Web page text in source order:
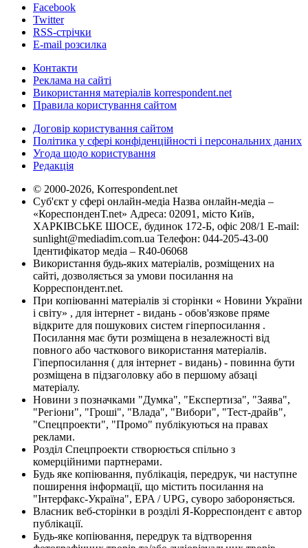
Facebook
Twitter
RSS-стрічки
E-mail розсилка
Контакти
Реклама на сайті
Використання матеріалів korrespondent.net
Правила користування сайтом
Договір користування сайтом
Політика у сфері конфіденційності і персональних даних
Угода щодо користування
Редакція
© 2000-2026, Korrespondent.net
Суб'єкт у сфері онлайн-медіа Назва онлайн-медіа –
«КореспонденТ.net» Адреса: 02091, місто Київ,
ХАРКІВСЬКЕ ШОСЕ, будинок 172-Б, офіс 208/1 E-mail:
sunlight@mediadim.com.ua Телефон: 044-205-43-00
Ідентифікатор медіа – R40-06068
Використання будь-яких матеріалів, розміщених на
сайті, дозволяється за умови посилання на
Корреспондент.net.
При копіюванні матеріалів зі сторінки « Новини України
і світу» , для інтернет - видань - обов'язкове пряме
відкрите для пошукових систем гіперпосилання .
Посилання має бути розміщена в незалежності від
повного або часткового використання матеріалів.
Гіперпосилання ( для інтернет - видань) - повинна бути
розміщена в підзаголовку або в першому абзаці
матеріалу.
Новини з позначками "Думка", "Експертиза", "Заява",
"Регіони", "Гроші", "Влада", "Вибори", "Тест-драйв",
"Спецпроекти", "Промо" публікуються на правах
реклами.
Розділ Спецпроекти створюється спільно з
комерційними партнерами.
Будь яке копіювання, публікація, передрук, чи наступне
поширення інформації, що містить посилання на
"Інтерфакс-Україна", EPA / UPG, суворо забороняється.
Власник веб-сторінки в розділі Я-Корреспондент є автор
публікації.
Будь-яке копіювання, передрук та відтворення